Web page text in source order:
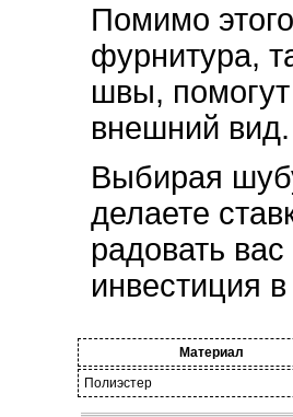
Помимо
фурнитура,
швы,
внешний вид.
Выбирая
делаете
радовать
инвестиция
Материал
Полиэстер